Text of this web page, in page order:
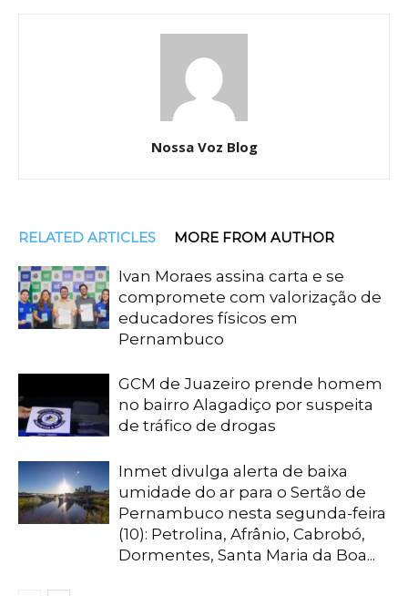
Nossa Voz Blog
RELATED ARTICLES MORE FROM AUTHOR
Ivan Moraes assina carta e se
compromete com valorização de
educadores físicos em
Pernambuco
GCM de Juazeiro prende homem
no bairro Alagadiço por suspeita
de tráfico de drogas
Inmet divulga alerta de baixa
umidade do ar para o Sertão de
Pernambuco nesta segunda-feira
(10): Petrolina, Afrânio, Cabrobó,
Dormentes, Santa Maria da Boa...